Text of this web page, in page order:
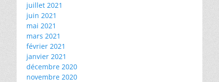
juillet 2021
juin 2021
mai 2021
mars 2021
février 2021
janvier 2021
décembre 2020
novembre 2020